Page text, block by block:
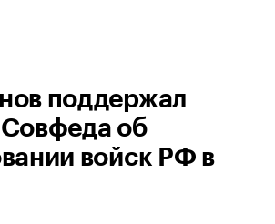
поддержал
об
войск РФ в